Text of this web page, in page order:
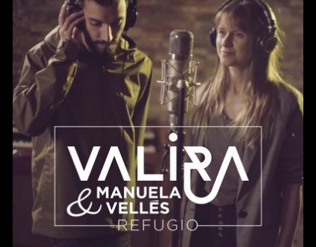
Refugio (Single)